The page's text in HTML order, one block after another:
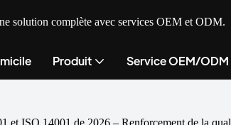
solution complète avec services OEM et ODM.
Produit Service OEM/ODM